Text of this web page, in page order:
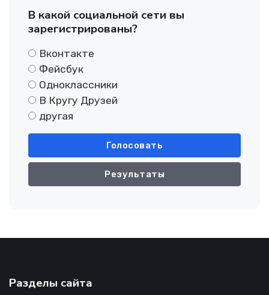
В какой социальной сети вы
зарегистрированы?
Вконтакте
Фейсбук
Одноклассники
В Кругу Друзей
другая
Голосовать
Результаты
Разделы сайта